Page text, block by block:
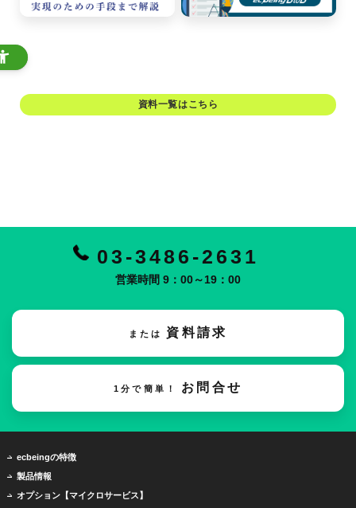
資料一覧はこちら
03-3486-2631
営業時間 9：00～19：00
または 資料請求
1分で簡単！ お問合せ
ecbeingの特徴
製品情報
オプション【マイクロサービス】